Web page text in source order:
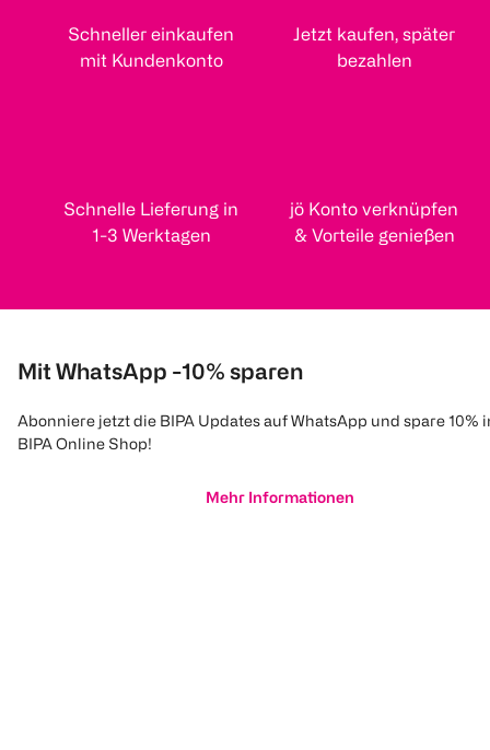
Schneller einkaufen
mit Kundenkonto
Jetzt kaufen, später
bezahlen
Schnelle Lieferung in
1-3 Werktagen
jö Konto verknüpfen
& Vorteile genießen
Mit WhatsApp -10% sparen
Abonniere jetzt die BIPA Updates auf WhatsApp und spare 10%
BIPA Online Shop!
Mehr Informationen